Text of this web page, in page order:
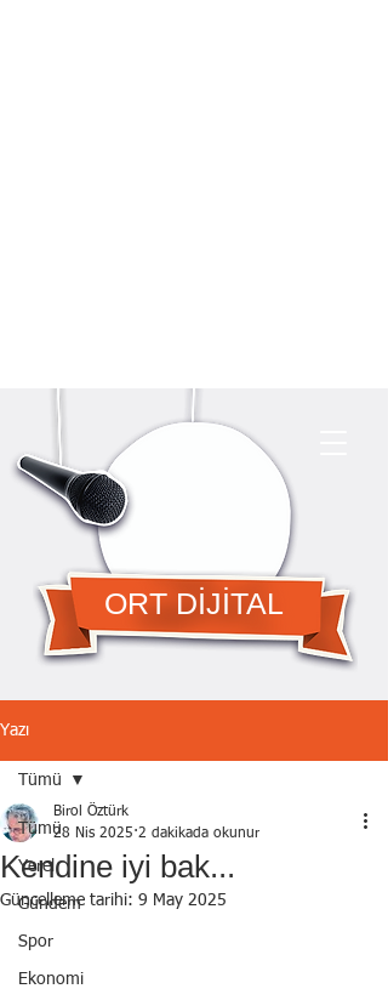
ORT DİJİTAL
Yazı
Tümü
Yerel
Gündem
Spor
Ekonomi
Tümü
Kendine iyi bak...
Birol Öztürk
28 Nis 2025 2 dakikada okunur
Güncelleme tarihi: 9 May 2025